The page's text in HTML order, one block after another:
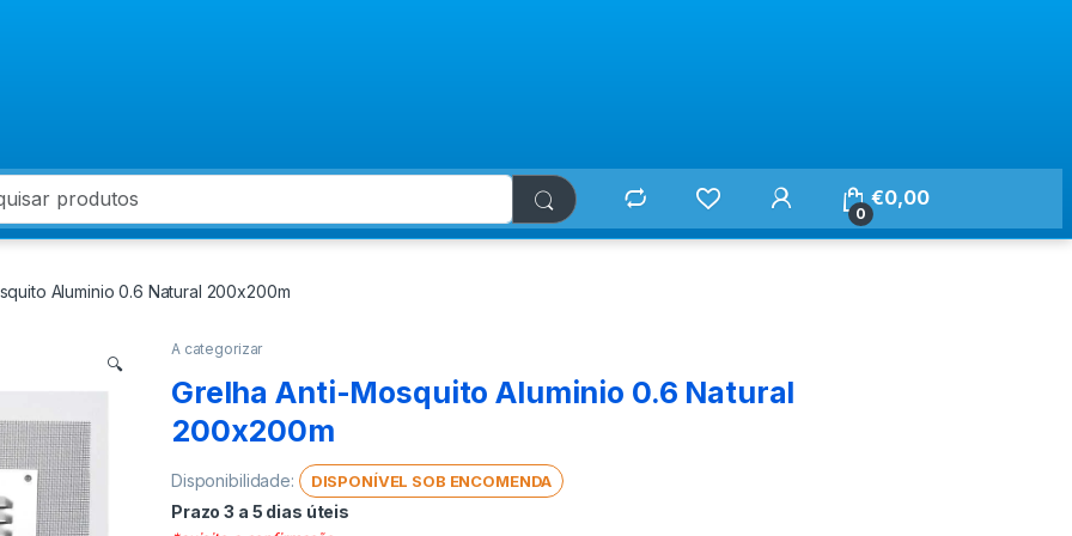
for:
0
€0,00
Aluminio 0.6 Natural 200x200m
🔍
A categorizar
Grelha Anti-Mosquito Aluminio 0.6 Natural
200x200m
Disponibilidade: DISPONÍVEL SOB ENCOMENDA
Prazo 3 a 5 dias úteis